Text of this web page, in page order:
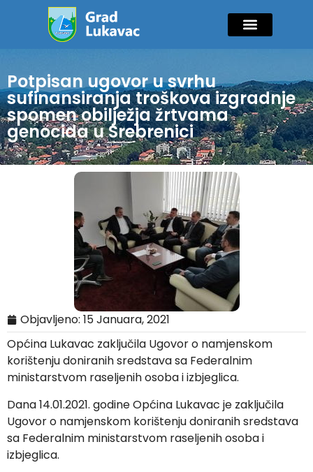
Potpisan ugovor u svrhu
sufinansiranja troškova izgradnje
spomen obilježja žrtvama
genocida u Srebrenici
Objavljeno: 15 Januara, 2021
Općina Lukavac zaključila Ugovor o namjenskom
korištenju doniranih sredstava sa Federalnim
ministarstvom raseljenih osoba i izbjeglica.
Dana 14.01.2021. godine Općina Lukavac je zaključila
Ugovor o namjenskom korištenju doniranih sredstava
sa Federalnim ministarstvom raseljenih osoba i
izbjeglica.